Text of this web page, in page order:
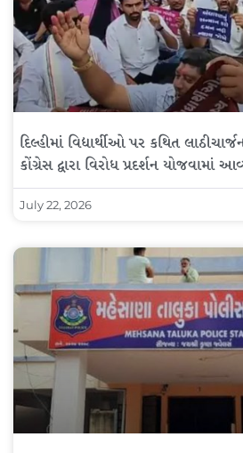
દિલ્હીમાં વિદ્યાર્થીઓ પર કથિત
કોંગ્રેસ દ્વારા વિરોધ પ્રદર્શન યોજવામાં
July 22, 2026